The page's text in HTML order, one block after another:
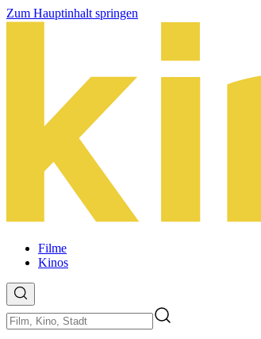
Zum Hauptinhalt springen
Filme
Kinos